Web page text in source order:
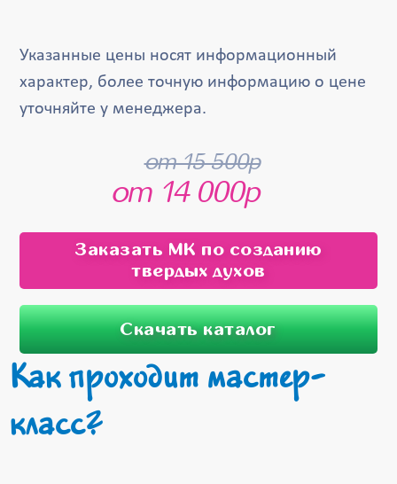
Указанные цены носят информационный
характер, более точную информацию о цене
уточняйте у менеджера.
от 15 500р
от 14 000р
Заказать МК по созданию
твердых духов
Скачать каталог
Как проходит мастер-
класс?